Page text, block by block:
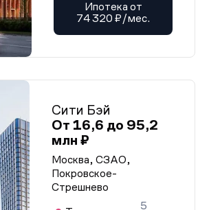
Ипотека от
74 320 ₽/мес.
Сити Бэй
От 16,6 до 95,2
млн ₽
Москва, СЗАО,
Покровское-
Стрешнево
5